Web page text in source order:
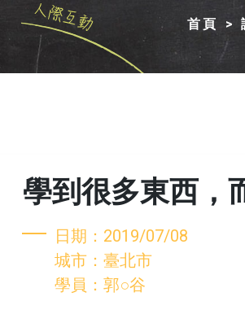
首頁
學到很多東西，
日期：2019/07/08
城市：臺北市
學員：郭○谷